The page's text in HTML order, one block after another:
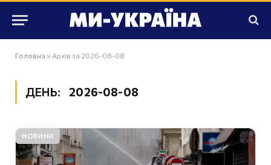
Головна » Архів за 2026-08-08
ДЕНЬ: 2026-08-08
НОВИНИ